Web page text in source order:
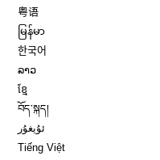
粤语
မြန်မာ
한국어
ລາວ
ខ្មែ
བོད་སྐད།
ئۇيغۇر
Tiếng Việt